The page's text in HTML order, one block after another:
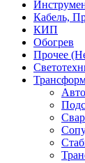
Кабель,
КИП
Обогрев
Прочее